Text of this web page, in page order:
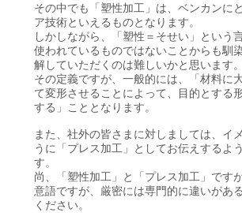
その中でも「塑性加工」は、ベンカンに
ア技術といえるものとなります。
しかしながら、「塑性＝そせい」という
使われているものではないことからも馴
解していただくのは難しいかと思います。
その定義ですが、一般的には、「材料に
て変形させることによって、目的とする
する」こととなります。
また、社外の皆さまに対しましては、イ
うに「プレス加工」としてお伝えするよ
す。
尚、「塑性加工」と「プレス加工」です
意語ですが、厳密には専門的に違いがあ
ください。